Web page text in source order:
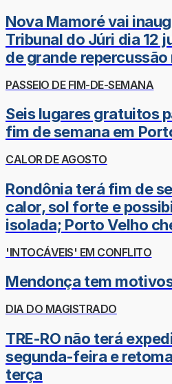
Nova Mamoré vai
Tribunal do Júri dia 12
de grande
PASSEIO DE FIM-DE-SEMANA
Seis lugares gratuitos
fim de semana em
CALOR DE AGOSTO
Rondônia terá fim de
calor, sol forte e
isolada; Porto Velho
'INTOCÁVEIS' EM CONFLITO
Mendonça tem
DIA DO MAGISTRADO
TRE-RO não terá
segunda-feira e
terça